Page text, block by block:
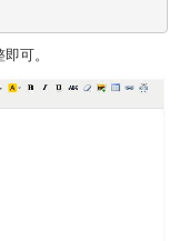
可。